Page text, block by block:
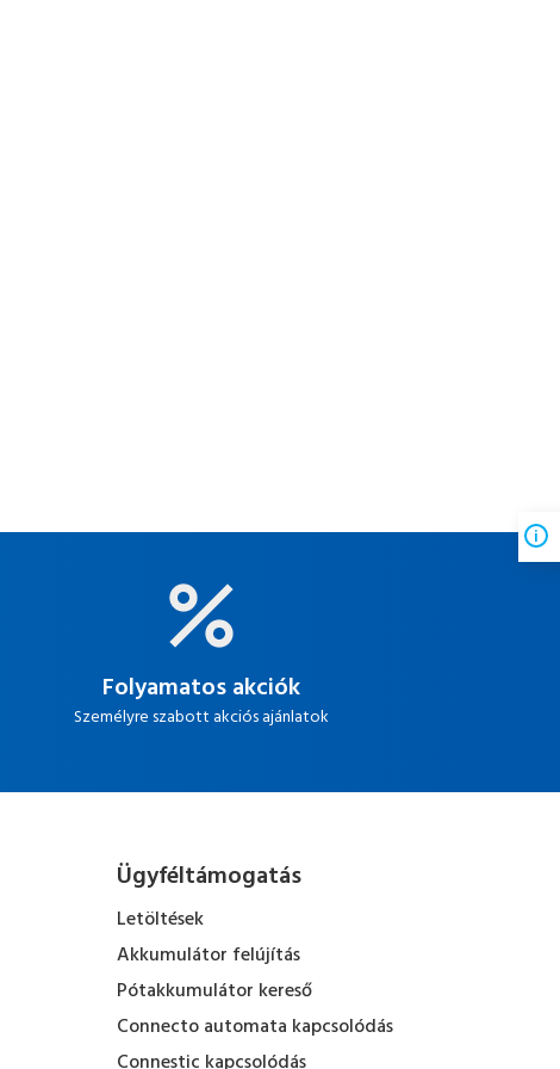
Folyamatos akciók
Személyre szabott akciós ajánlatok
Ügyféltámogatás
Letöltések
Akkumulátor felújítás
Pótakkumulátor kereső
Connecto automata kapcsolódás